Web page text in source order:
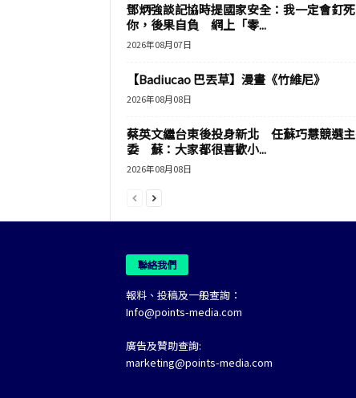
鄧炳強談記協時提國家安全：我一定會釘死
你，後果自負 網上「零...
2026年08月07日
【Badiucao 巴丟草】漫畫《竹維尼》
2026年08月08日
蔡英文繼台東後投身新北 任蘇巧慧競選主
委 蘇：大家都很喜歡小...
2026年08月08日
聯絡我們
報料、投稿及一般查詢：
Info@points-media.com
廣告及贊助查詢:
marketing@points-media.com